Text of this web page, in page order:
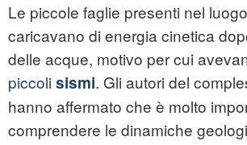
Le piccole faglie presenti nel
caricavano di energia cinetica
delle acque, motivo per cui
piccolisismi. Gli autori del
hanno affermato che è molto
comprendere le dinamiche